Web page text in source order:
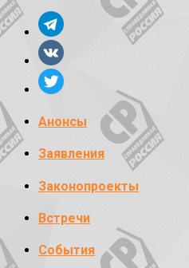
Анонсы
Заявления
Законопроекты
Встречи
События